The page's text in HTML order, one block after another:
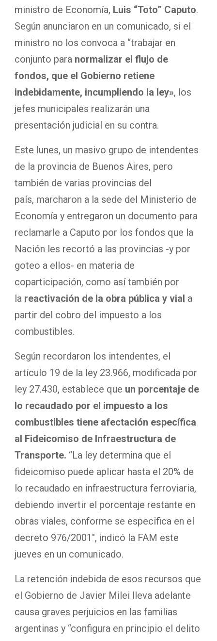
ministro de Economía, Luis “Toto” Caputo.
Según anunciaron en un comunicado, si el
ministro no los convoca a “trabajar en
conjunto para normalizar el flujo de
fondos, que el Gobierno retiene
indebidamente, incumpliendo la ley», los
jefes municipales realizarán una
presentación judicial en su contra.
Este lunes, un masivo grupo de intendentes
de la provincia de Buenos Aires, pero
también de varias provincias del
país, marcharon a la sede del Ministerio de
Economía y entregaron un documento para
reclamarle a Caputo por los fondos que la
Nación les recortó a las provincias -y por
goteo a ellos- en materia de
coparticipación, como así también por
la reactivación de la obra pública y vial a
partir del cobro del impuesto a los
combustibles.
Según recordaron los intendentes, el
artículo 19 de la ley 23.966, modificada por
ley 27.430, establece que un porcentaje de
lo recaudado por el impuesto a los
combustibles tiene afectación específica
al Fideicomiso de Infraestructura de
Transporte. “La ley determina que el
fideicomiso puede aplicar hasta el 20% de
lo recaudado en infraestructura ferroviaria,
debiendo invertir el porcentaje restante en
obras viales, conforme se especifica en el
decreto 976/2001″, indicó la FAM este
jueves en un comunicado.
La retención indebida de esos recursos que
el Gobierno de Javier Milei lleva adelante
causa graves perjuicios en las familias
argentinas y “configura en principio el delito